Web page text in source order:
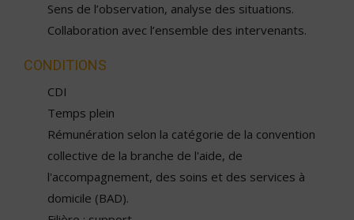
Sens de l’observation, analyse des situations.
Collaboration avec l’ensemble des intervenants.
CONDITIONS
CDI
Temps plein
Rémunération selon la catégorie de la convention
collective de la branche de l'aide, de
l'accompagnement, des soins et des services à
domicile (BAD).